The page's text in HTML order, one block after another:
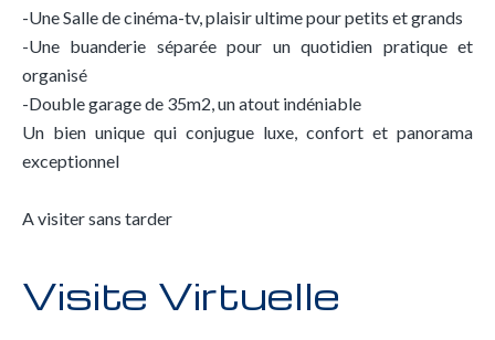
-Une Salle de cinéma-tv, plaisir ultime pour petits et grands
-Une buanderie séparée pour un quotidien pratique et
organisé
-Double garage de 35m2, un atout indéniable
Un bien unique qui conjugue luxe, confort et panorama
exceptionnel
A visiter sans tarder
Visite Virtuelle